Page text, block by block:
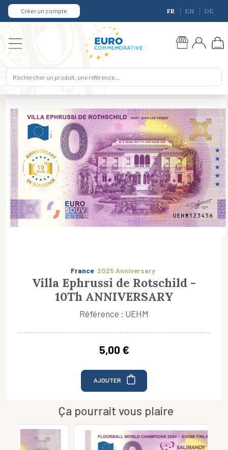
Créer un compte FR EN DE
France 2025 Anniversary
Villa Ephrussi de Rotschild -
10Th ANNIVERSARY
Référence : UEHM
5,00 €
AJOUTER
Ça pourrait vous plaire